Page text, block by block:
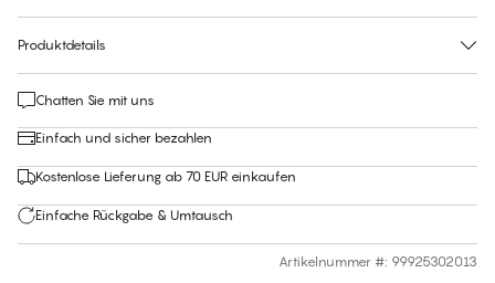
Produktdetails
Chatten Sie mit uns
Einfach und sicher bezahlen
Kostenlose Lieferung ab 70 EUR einkaufen
Einfache Rückgabe & Umtausch
Artikelnummer #: 99925302013